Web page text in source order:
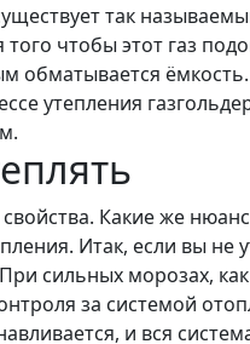
так
чтобы этот газ
обматывается
утепления
Какие же
Итак, если вы не
сильных морозах,
за системой
и вся